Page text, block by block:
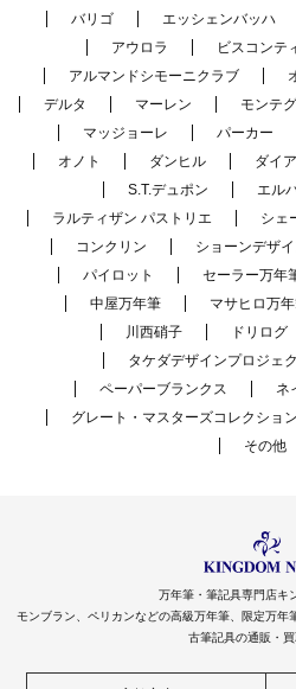
バリゴ
エッシェンバッハ
アウロラ
ビスコンテ
アルマンドシモーニクラブ
デルタ
マーレン モンテ
マッジョーレ
パーカー
オノト
ダンヒル ダイ
S.T.デュポン
エル
ラルティザン パストリエ
シェ
コンクリン
ショーンデザ
パイロット
セーラー万年
中屋万年筆
マサヒロ万
川西硝子
ドリログ
タケダデザインプロジェ
ペーパーブランクス
ネ
グレート・マスターズコレクション
その他
万年筆・筆記具専門店キ
モンブラン、ペリカンなどの高級万年筆、限定万年
古筆記具の通販・買